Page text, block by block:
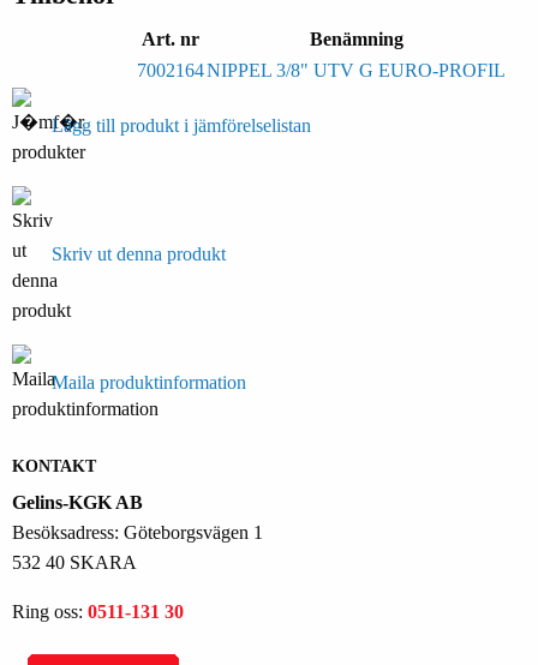
Art. nr
Benämning
7002164NIPPEL 3/8" UTV G EURO-PROFIL
Lägg till produkt i jämförelselistan
Skriv ut denna produkt
Maila produktinformation
KONTAKT
Gelins-KGK AB
Besöksadress: Göteborgsvägen 1
532 40 SKARA
Ring oss: 0511-131 30